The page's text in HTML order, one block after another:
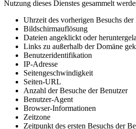
Nutzung dieses Dienstes gesammelt
Uhrzeit des vorherigen Besuchs der
Bildschirmauflösung
Dateien angeklickt oder
Links zu außerhalb der Domäne
Benutzeridentifikation
IP-Adresse
Seitengeschwindigkeit
Seiten-URL
Anzahl der Besuche der Benutzer
Benutzer-Agent
Browser-Informationen
Zeitzone
Zeitpunkt des ersten Besuchs der